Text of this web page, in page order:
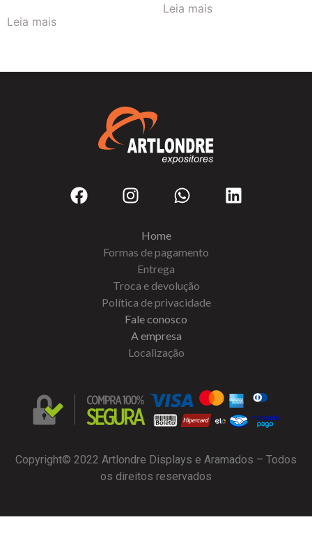
Leia mais
Leia mais
Home
Formas de pagamento
Entrega
Troca e devolução
Política de privacidade
Fale conosco
A empresa
Localização
Copyright© 2022 Artlondre Displays e Aramados – Todos
os direitos reservados